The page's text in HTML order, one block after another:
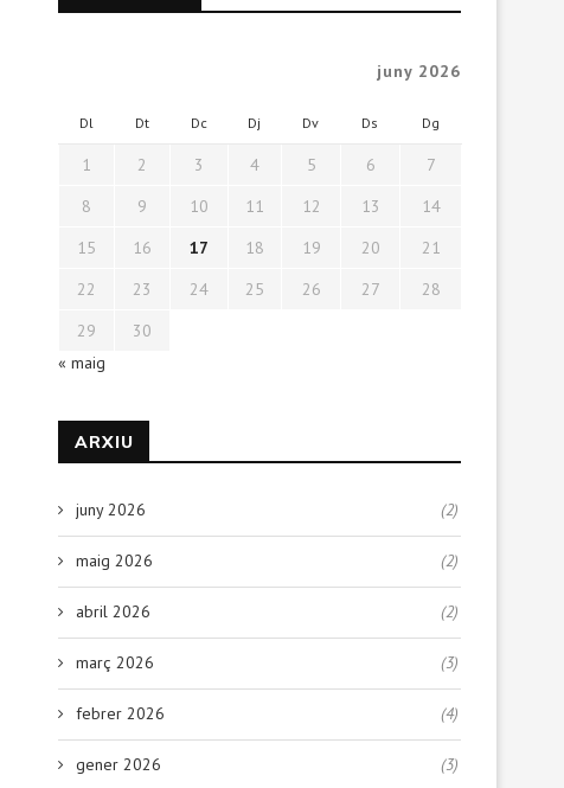
juny 2026
Dl Dt Dc Dj Dv Ds Dg
1 2 3 4 5 6
7
8
9 10 11 12 13
14
15
16 17 18 19 20
21
22
23 24 25 26 27
28
29
30
« maig
ARXIU
juny 2026 (2)
maig 2026 (2)
abril 2026 (2)
març 2026 (3)
febrer 2026 (4)
gener 2026 (3)